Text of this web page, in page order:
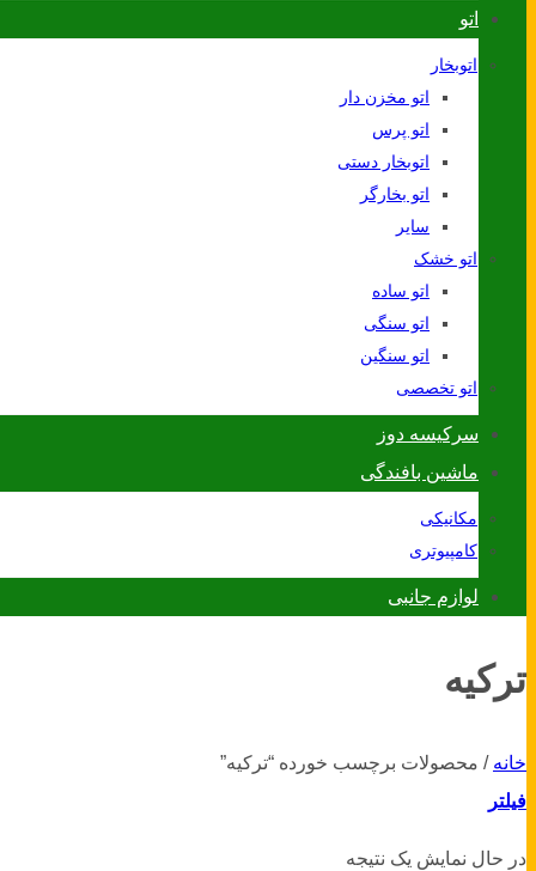
اتو
اتوبخار
اتو مخزن دار
اتو پرس
اتوبخار دستی
اتو بخارگر
سایر
اتو خشک
اتو ساده
اتو سنگی
اتو سنگین
اتو تخصصی
سرکیسه دوز
ماشین بافندگی
مکانیکی
کامپیوتری
لوازم جانبی
ترکیه
خانه / محصولات برچسب خورده “ترکیه”
فیلتر
در حال نمایش یک نتیجه